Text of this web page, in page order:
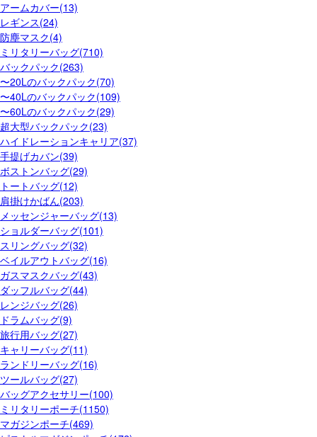
アームカバー(13)
レギンス(24)
防塵マスク(4)
ミリタリーバッグ(710)
バックパック(263)
〜20Lのバックパック(70)
〜40Lのバックパック(109)
〜60Lのバックパック(29)
超大型バックパック(23)
ハイドレーションキャリア(37)
手提げカバン(39)
ボストンバッグ(29)
トートバッグ(12)
肩掛けかばん(203)
メッセンジャーバッグ(13)
ショルダーバッグ(101)
スリングバッグ(32)
ベイルアウトバッグ(16)
ガスマスクバッグ(43)
ダッフルバッグ(44)
レンジバッグ(26)
ドラムバッグ(9)
旅行用バッグ(27)
キャリーバッグ(11)
ランドリーバッグ(16)
ツールバッグ(27)
バッグアクセサリー(100)
ミリタリーポーチ(1150)
マガジンポーチ(469)